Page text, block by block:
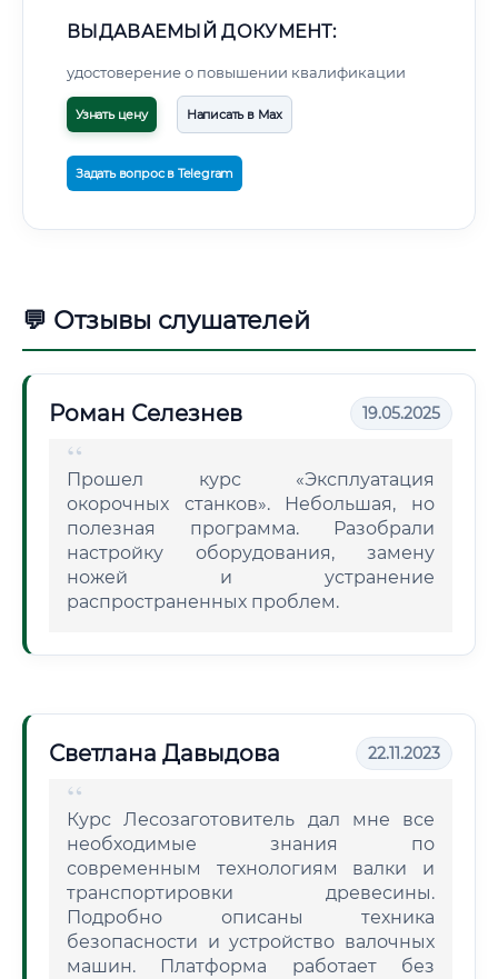
ВЫДАВАЕМЫЙ ДОКУМЕНТ:
удостоверение о повышении квалификации
Узнать цену Написать в Max
Задать вопрос в Telegram
💬 Отзывы слушателей
Роман Селезнев 19.05.2025
Прошел курс «Эксплуатация
окорочных станков». Небольшая, но
полезная программа. Разобрали
настройку оборудования, замену
ножей и устранение
распространенных проблем.
Светлана Давыдова 22.11.2023
Курс Лесозаготовитель дал мне все
необходимые знания по
современным технологиям валки и
транспортировки древесины.
Подробно описаны техника
безопасности и устройство валочных
машин. Платформа работает без